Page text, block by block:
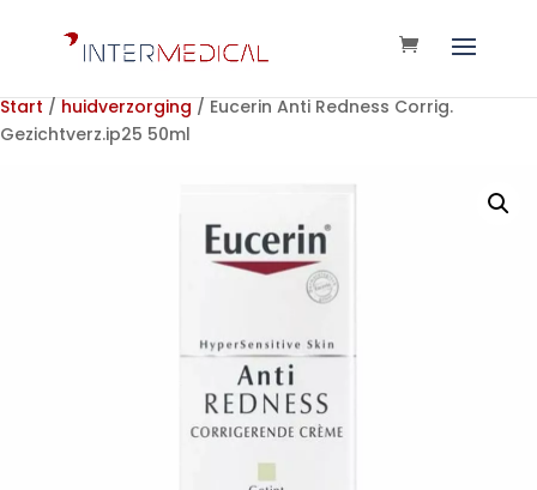
Start / huidverzorging / Eucerin Anti Redness Corrig.
Gezichtverz.ip25 50ml